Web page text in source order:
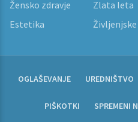
Žensko zdravje
Zlata leta
Estetika
OGLAŠEVANJE UREDNIŠTVO
PIŠKOTKI SPREMENI